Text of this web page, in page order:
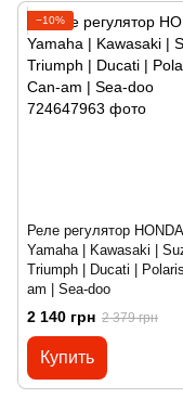
−10%
Реле регулятор
Yamaha | Kawasaki |
Triumph | Ducati |
am | Sea-doo
2 140 грн 2 379 грн
Купить